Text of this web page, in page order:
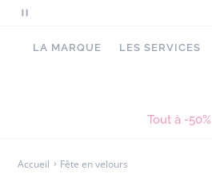
Mettre
pause
LA MARQUE LES SERVICES
Tout à -50%
Accueil Fête en velours